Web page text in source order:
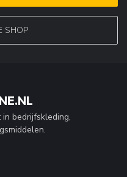
SHOP
bedrijfskleding,